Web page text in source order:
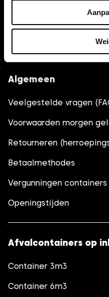
Hulp nodig bij
Bel035-
Algemeen
Veelgestelde vragen
Voorwaarden morgen
Retourneren
Betaalmethodes
Vergunningen containers
Openingstijden
Afvalcontainers op
Container 3m3
Container 6m3